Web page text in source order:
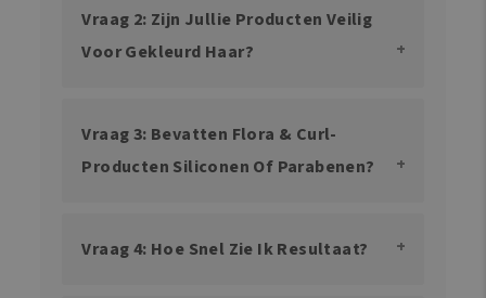
Vraag 2: Zijn Jullie Producten Veilig
Voor Gekleurd Haar?
Vraag 3: Bevatten Flora & Curl-
Producten Siliconen Of Parabenen?
Vraag 4: Hoe Snel Zie Ik Resultaat?